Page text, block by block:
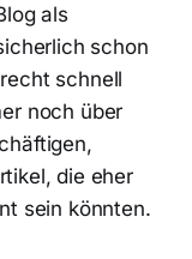
als
schon
schnell
noch über
die eher
sein könnten.